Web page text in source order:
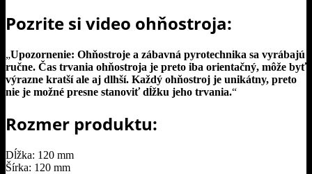
Pozrite si video ohňostroja:
„Upozornenie: Ohňostroje a zábavná pyrotechnika sa vyrábajú
ručne. Čas trvania ohňostroja je preto iba orientačný, môže byť
výrazne kratší ale aj dlhší. Každý ohňostroj je unikátny, preto
nie je možné presne stanoviť dĺžku jeho trvania.“
Rozmer produktu:
Dĺžka: 120 mm
Šírka: 120 mm